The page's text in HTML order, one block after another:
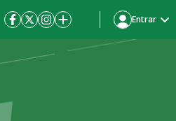
Entrar